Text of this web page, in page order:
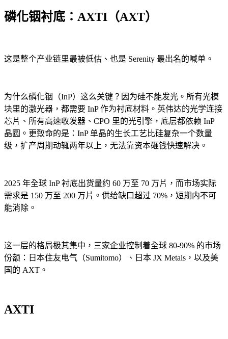
磷化铟衬底：AXTI（AXT）
这是整个产业链里最被低估、也是 Serenity 最出名的喊单。
为什么磷化铟（InP）这么关键？因为硅不能发光。所有光模
块里的激光器，都需要 InP 作为衬底材料。英伟达的光学连接
芯片、所有高速收发器、CPO 里的光引擎，底层都依赖 InP
晶圆。更致命的是：InP 单晶的生长工艺比硅复杂一个数量
级，扩产周期动辄两年以上，无法靠资本砸钱快速解决。
2025 年全球 InP 衬底出货量约 60 万至 70 万片，而市场实际
需求是 150 万至 200 万片。供给缺口超过 70%，短期内不可
能消除。
这一层的格局极其集中，三家企业控制着全球 80-90% 的市场
份额：日本住友电气（Sumitomo）、日本 JX Metals，以及美
国的 AXT。
AXTI